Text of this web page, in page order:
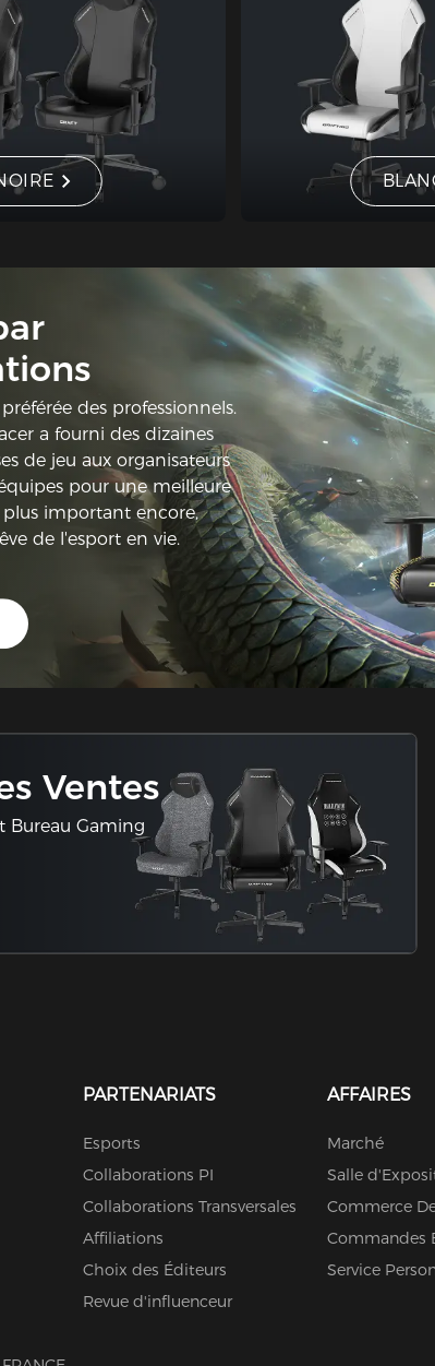
des professionnels.
a fourni des dizaines
de jeu aux organisateurs
pour une meilleure
plus important encore,
de l'esport en vie.
Ventes
Bureau Gaming
PARTENARIATS
Esports
Collaborations PI
Collaborations Transversales
Affiliations
Choix des Éditeurs
Revue d'influenceur
AFFAIRES
Marché
Salle
Commerce
Commandes
Service